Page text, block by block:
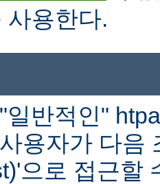
사용한다.
일반적인"
용자가 다음
으로 접근할